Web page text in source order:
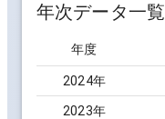
年次データ一覧
年度
2024年
2023年